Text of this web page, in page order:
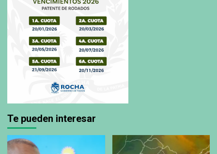
Te pueden interesar